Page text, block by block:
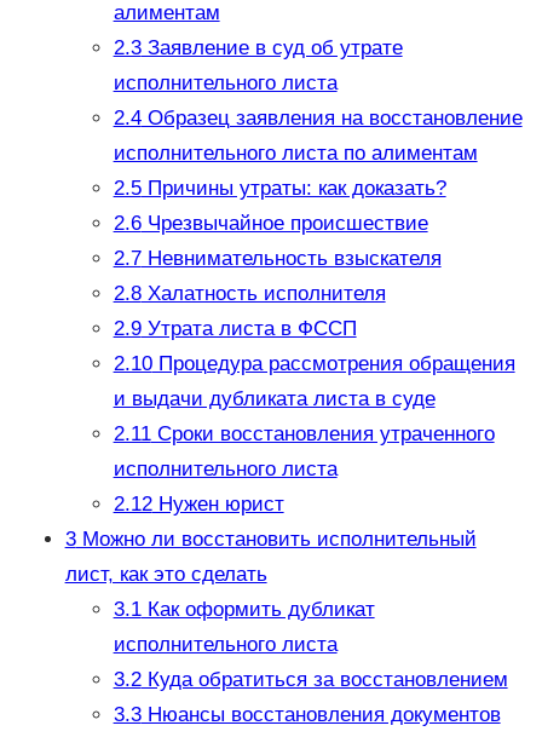
алиментам
2.3Заявление в суд об утрате
исполнительного листа
2.4Образец заявления на восстановление
исполнительного листа по алиментам
2.5Причины утраты: как доказать?
2.6Чрезвычайное происшествие
2.7Невнимательность взыскателя
2.8Халатность исполнителя
2.9Утрата листа в ФССП
2.10Процедура рассмотрения обращения
и выдачи дубликата листа в суде
2.11Сроки восстановления утраченного
исполнительного листа
2.12Нужен юрист
3Можно ли восстановить исполнительный
лист, как это сделать
3.1Как оформить дубликат
исполнительного листа
3.2Куда обратиться за восстановлением
3.3Нюансы восстановления документов